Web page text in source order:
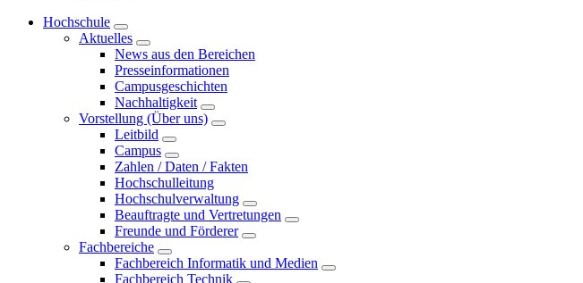
Hochschule
Aktuelles
News aus den Bereichen
Presseinformationen
Campusgeschichten
Nachhaltigkeit
Vorstellung (Über uns)
Leitbild
Campus
Zahlen / Daten / Fakten
Hochschulleitung
Hochschulverwaltung
Beauftragte und Vertretungen
Freunde und Förderer
Fachbereiche
Fachbereich Informatik und Medien
Fachbereich Technik